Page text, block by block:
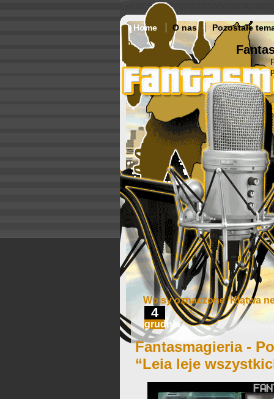
Home O nas Pozostałe
Wpisy oznaczone ‘Klątwa
4
grudnia
Fantasmagieria -
“Leia leje